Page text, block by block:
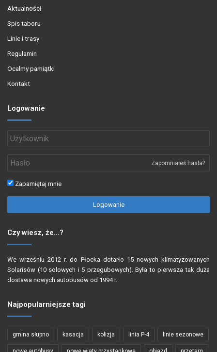
Aktualności
Spis taboru
Linie i trasy
Regulamin
Ocalmy pamiątki
Kontakt
Logowanie
Zapomniałeś hasła?
Zapamiętaj mnie
Logowanie
Czy wiesz, że…?
We wrześniu 2012 r. do Płocka dotarło 15 nowych klimatyzowanych
Solarisów (10 solowych i 5 przegubowych). Była to pierwsza tak duża
dostawa nowych autobusów od 1994 r.
Najpopularniejsze tagi
gmina słupno kasacja kolizja linia P-4 linie sezonowe